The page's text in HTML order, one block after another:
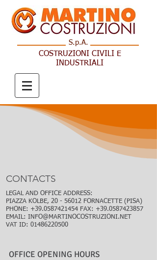
S.p.A.
COSTRUZIONI CIVILI E
INDUSTRIALI
CONTACTS
LEGAL AND OFFICE ADDRESS:
PIAZZA KOLBE, 20 - 56012 FORNACETTE (PISA)
PHONE: +39.0587421454 FAX: +39.0587423857
EMAIL: INFO@MARTINOCOSTRUZIONI.NET
VAT ID: 01486220500
OFFICE OPENING HOURS